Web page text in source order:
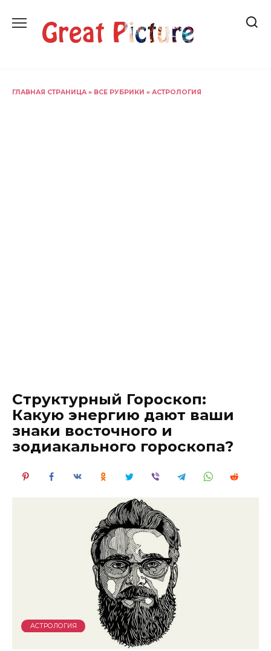
содержанию
ГЛАВНАЯ СТРАНИЦА » ВСЕ РУБРИКИ » АСТРОЛОГИЯ
Структурный Гороскоп:
Какую энергию дают ваши
знаки восточного и
зодиакального гороскопа?
АСТРОЛОГИЯ